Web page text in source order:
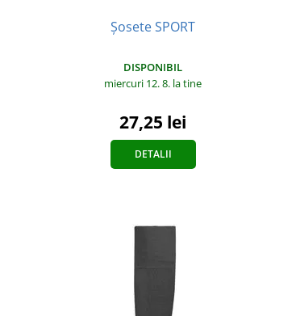
Șosete SPORT
DISPONIBIL
miercuri 12. 8. la tine
27,25 lei
DETALII